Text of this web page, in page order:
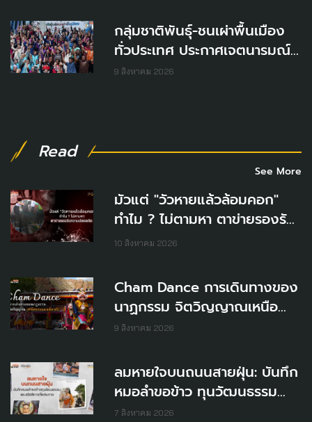
กลุ่มชาติพันธุ์-ชนเผ่าพื้นเมือง
ทั่วประเทศ ประกาศเจตนารมณ์
ร่วมขับเคลื่อน พ.ร.บ.คุ้มครอง
9 สิงหาคม 2026
Read
See More
มัวแต่ "วัวหายแล้วล้อมคอก"
ทำไม ? ไม่ตามหา ตาข่ายรองรับ
ความปลอดภัย
10 สิงหาคม 2026
Cham Dance การเดินทางของ
นาฏกรรม จิตวิญญาณเหนือ
พรมแดนหิมาลัย
9 สิงหาคม 2026
ลมหายใจบนถนนสายฝุ่น: บันทึก
หมอลำขอข้าว ทุนวัฒนธรรม
และสวัสดิการที่หล่นหาย
7 สิงหาคม 2026